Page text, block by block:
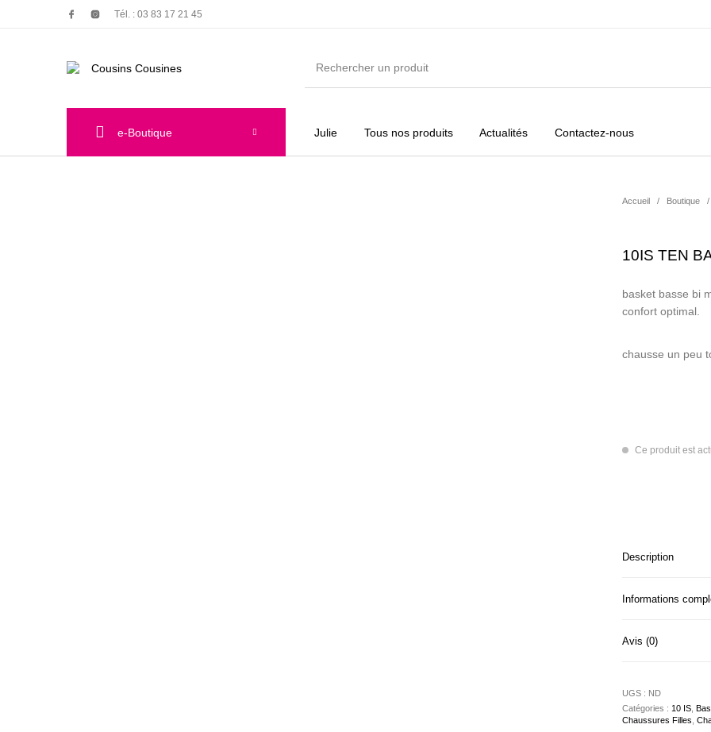
Tél. : 03 83 17 21 45
Julie Tous nos produits Actualités Contactez-nous
e-Boutique
Accueil / Boutique /
10IS TEN
basket basse bi
confort optimal.
chausse un peu
Ce produit est
Description
Informations
Avis (0)
UGS : ND
Catégories : 10 IS
Chaussures Filles